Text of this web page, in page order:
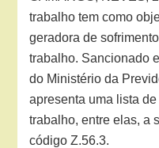
trabalho tem como
geradora de
trabalho. Sancionado
do Ministério da
apresenta uma lista
trabalho, entre elas, a
código Z.56.3.